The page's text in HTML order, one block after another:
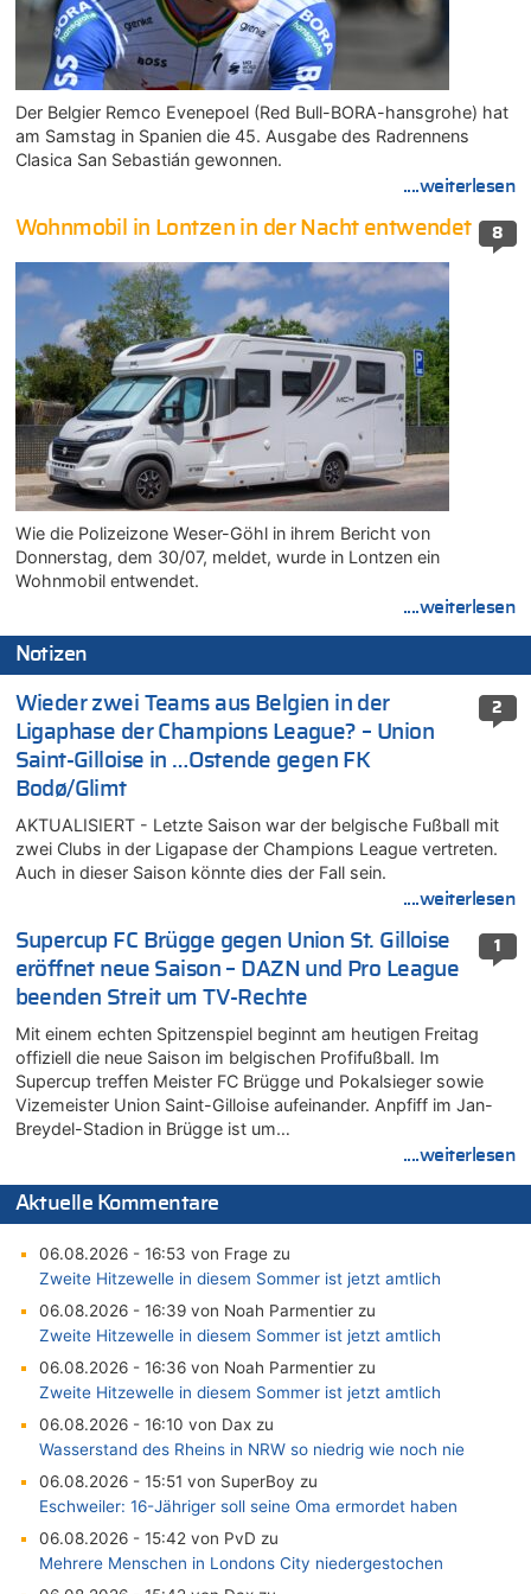
Der Belgier Remco Evenepoel (Red Bull-BORA-hansgrohe) hat
am Samstag in Spanien die 45. Ausgabe des Radrennens
Clasica San Sebastián gewonnen.
....weiterlesen
8
Wohnmobil in Lontzen in der Nacht entwendet
Wie die Polizeizone Weser-Göhl in ihrem Bericht von
Donnerstag, dem 30/07, meldet, wurde in Lontzen ein
Wohnmobil entwendet.
....weiterlesen
Notizen
2
Wieder zwei Teams aus Belgien in der
Ligaphase der Champions League? – Union
Saint-Gilloise in …Ostende gegen FK
Bodø/Glimt
AKTUALISIERT - Letzte Saison war der belgische Fußball mit
zwei Clubs in der Ligapase der Champions League vertreten.
Auch in dieser Saison könnte dies der Fall sein.
....weiterlesen
1
Supercup FC Brügge gegen Union St. Gilloise
eröffnet neue Saison – DAZN und Pro League
beenden Streit um TV-Rechte
Mit einem echten Spitzenspiel beginnt am heutigen Freitag
offiziell die neue Saison im belgischen Profifußball. Im
Supercup treffen Meister FC Brügge und Pokalsieger sowie
Vizemeister Union Saint-Gilloise aufeinander. Anpfiff im Jan-
Breydel-Stadion in Brügge ist um…
....weiterlesen
Aktuelle Kommentare
06.08.2026 - 16:53 von Frage zu
Zweite Hitzewelle in diesem Sommer ist jetzt amtlich
06.08.2026 - 16:39 von Noah Parmentier zu
Zweite Hitzewelle in diesem Sommer ist jetzt amtlich
06.08.2026 - 16:36 von Noah Parmentier zu
Zweite Hitzewelle in diesem Sommer ist jetzt amtlich
06.08.2026 - 16:10 von Dax zu
Wasserstand des Rheins in NRW so niedrig wie noch nie
06.08.2026 - 15:51 von SuperBoy zu
Eschweiler: 16-Jähriger soll seine Oma ermordet haben
06.08.2026 - 15:42 von PvD zu
Mehrere Menschen in Londons City niedergestochen